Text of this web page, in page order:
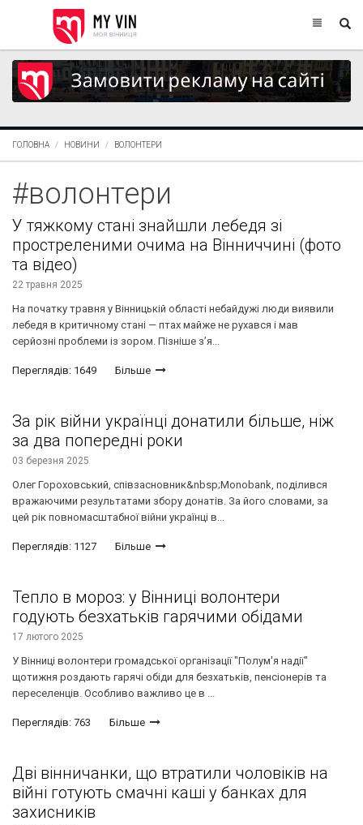
ГОЛОВНА НОВИНИ ВОЛОНТЕРИ
#волонтери
У тяжкому стані знайшли лебедя зі
простреленими очима на Вінниччині (фото
та відео)
22 травня 2025
На початку травня у Вінницькій області небайдужі люди виявили
лебедя в критичному стані — птах майже не рухався і мав
серйозні проблеми із зором. Пізніше з’я...
Переглядів: 1649 Більше
За рік війни українці донатили більше, ніж
за два попередні роки
03 березня 2025
Олег Гороховський, співзасновник&nbsp;Monobank, поділився
вражаючими результатами збору донатів. За його словами, за
цей рік повномасштабної війни українці в...
Переглядів: 1127 Більше
Тепло в мороз: у Вінниці волонтери
годують безхатьків гарячими обідами
17 лютого 2025
У Вінниці волонтери громадської організації "Полум'я надії"
щотижня роздають гарячі обіди для безхатьків, пенсіонерів та
переселенців. Особливо важливо це в ...
Переглядів: 763 Більше
Дві вінничанки, що втратили чоловіків на
війні готують смачні каші у банках для
захисників